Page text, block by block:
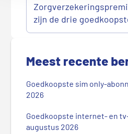
zijn de drie
Meest recente
Goedkoopste sim only-
2026
Goedkoopste internet- en
augustus 2026